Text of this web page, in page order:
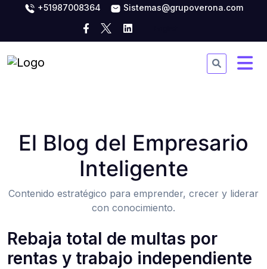
+51987008364 Sistemas@grupoverona.com
El Blog del Empresario
Inteligente
Contenido estratégico para emprender, crecer y liderar
con conocimiento.
Rebaja total de multas por
rentas y trabajo independiente